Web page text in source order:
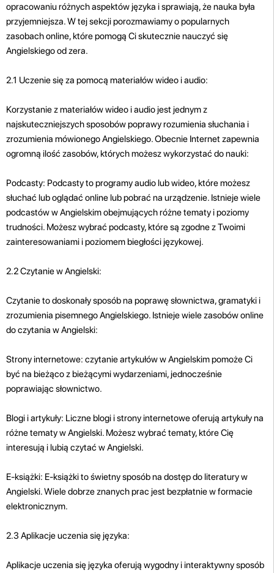
opracowaniu różnych aspektów języka i sprawiają, że nauka była
przyjemniejsza. W tej sekcji porozmawiamy o popularnych
zasobach online, które pomogą Ci skutecznie nauczyć się
Angielskiego od zera.
2.1 Uczenie się za pomocą materiałów wideo i audio:
Korzystanie z materiałów wideo i audio jest jednym z
najskuteczniejszych sposobów poprawy rozumienia słuchania i
zrozumienia mówionego Angielskiego. Obecnie Internet zapewnia
ogromną ilość zasobów, których możesz wykorzystać do nauki:
Podcasty: Podcasty to programy audio lub wideo, które możesz
słuchać lub oglądać online lub pobrać na urządzenie. Istnieje wiele
podcastów w Angielskim obejmujących różne tematy i poziomy
trudności. Możesz wybrać podcasty, które są zgodne z Twoimi
zainteresowaniami i poziomem biegłości językowej.
2.2 Czytanie w Angielski:
Czytanie to doskonały sposób na poprawę słownictwa, gramatyki i
zrozumienia pisemnego Angielskiego. Istnieje wiele zasobów online
do czytania w Angielski:
Strony internetowe: czytanie artykułów w Angielskim pomoże Ci
być na bieżąco z bieżącymi wydarzeniami, jednocześnie
poprawiając słownictwo.
Blogi i artykuły: Liczne blogi i strony internetowe oferują artykuły na
różne tematy w Angielski. Możesz wybrać tematy, które Cię
interesują i lubią czytać w Angielski.
E-książki: E-książki to świetny sposób na dostęp do literatury w
Angielski. Wiele dobrze znanych prac jest bezpłatnie w formacie
elektronicznym.
2.3 Aplikacje uczenia się języka:
Aplikacje uczenia się języka oferują wygodny i interaktywny sposób